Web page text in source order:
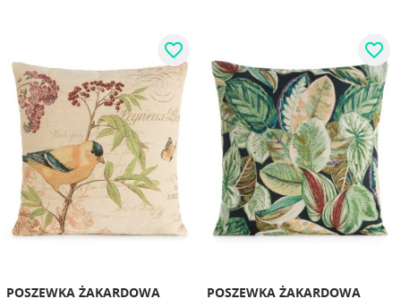
POSZEWKA ŻAKARDOWA
favorite_border
POSZEWKA ŻAKARDOWA
favorite_border